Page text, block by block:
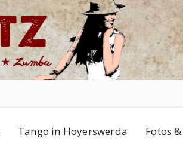
Tango in Hoyerswerda
Fotos